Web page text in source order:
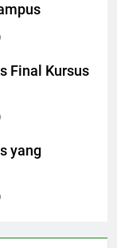
Final Kursus
yang